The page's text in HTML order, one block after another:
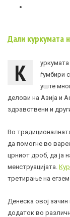
Дали куркумата
К
ѓумбири
уште
делови на Азија и
здравствени и
Во
да помогне во
црниот дроб, да ја
менструацијата.
третирање на
Денеска овој
додаток во